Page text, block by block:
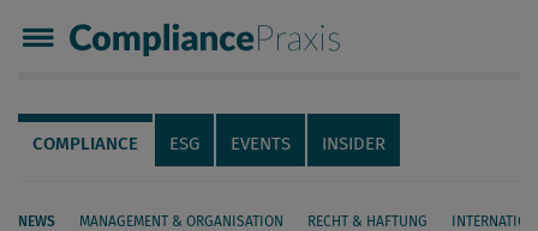
Compliance Praxis
Servicenavigation
Navigation
COMPLIANCE ESG EVENTS INSIDER
NEWS MANAGEMENT & ORGANISATION RECHT & HAFTUNG